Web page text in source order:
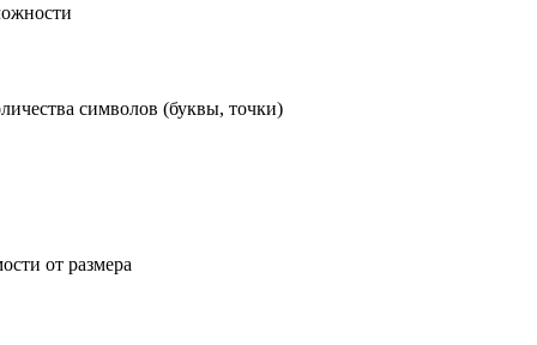
символов (буквы, точки)
от размера